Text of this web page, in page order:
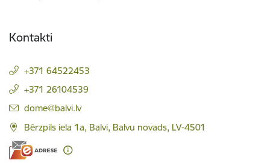
Kontakti
+371 64522453
+371 26104539
E-pasts:
dome@balvi.lv
Bērzpils iela 1a, Balvi, Balvu novads, LV-4501